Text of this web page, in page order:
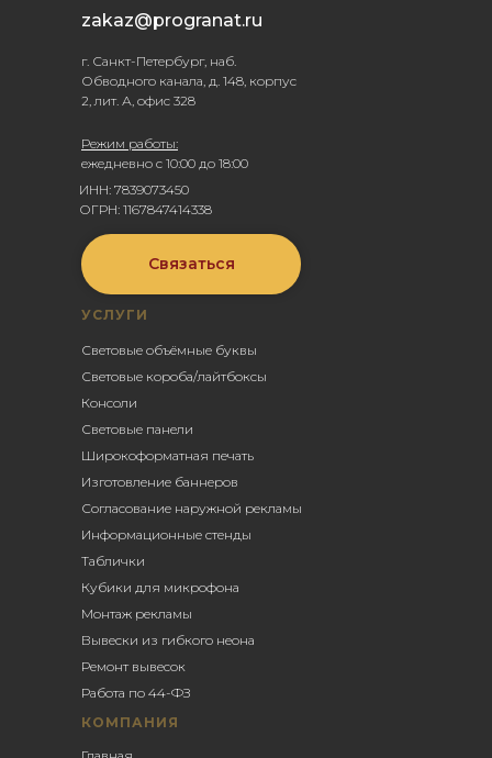
УСЛУГИ
Световые объёмные буквы
Световые короба/лайтбоксы
Консоли
Световые панели
Широкоформатная печать
Изготовление баннеров
Согласование наружной рекламы
Информационные стенды
Таблички
Кубики для микрофона
Монтаж рекламы
Вывески из гибкого неона
Ремонт вывесок
Работа по 44-ФЗ
КОМПАНИЯ
Связаться
г. Санкт-Петербург, наб.
Обводного канала, д. 148, корпус
2, лит. А, офис 328
Режим работы:
ежедневно с 10:00 до 18:00
zakaz@progranat.ru
ИНН: 7839073450
ОГРН: 1167847414338